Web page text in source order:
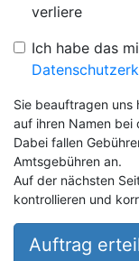
verliere
Ich habe das
Sie beauftragen uns
auf ihren Namen bei
Dabei fallen
Amtsgebühren an.
Auf der nächsten
kontrollieren und
Auftrag